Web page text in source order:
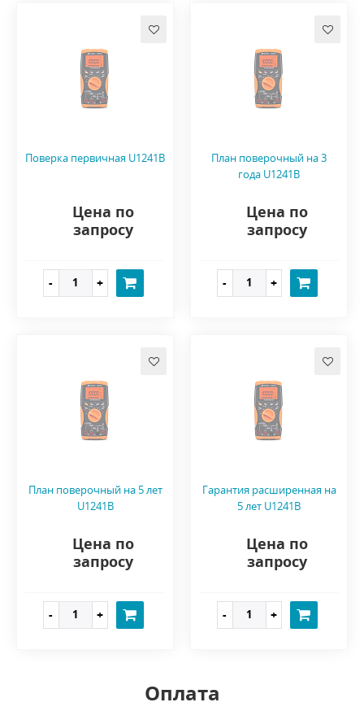
Поверка первичная U1241B
Цена по
запросу
План поверочный на 3
года U1241B
Цена по
запросу
План поверочный на 5 лет
U1241B
Цена по
запросу
Гарантия расширенная на
5 лет U1241B
Цена по
запросу
Оплата